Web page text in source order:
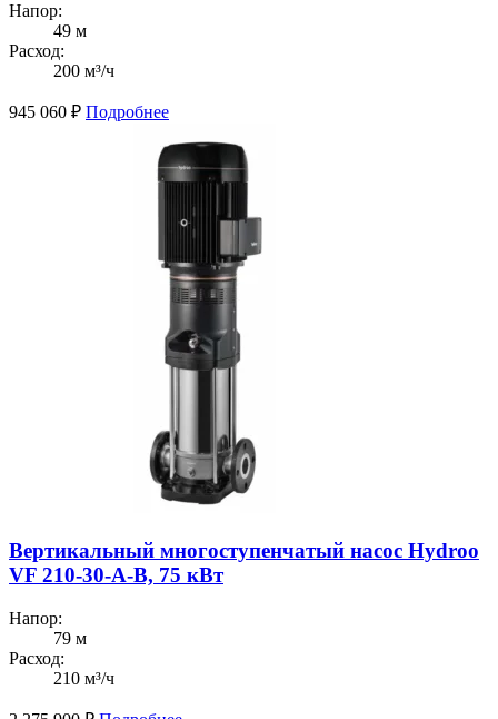
Напор:
49 м
Расход:
200 м³/ч
945 060 ₽ Подробнее
Вертикальный многоступенчатый насос Hydroo
VF 210-30-A-B, 75 кВт
Напор:
79 м
Расход:
210 м³/ч